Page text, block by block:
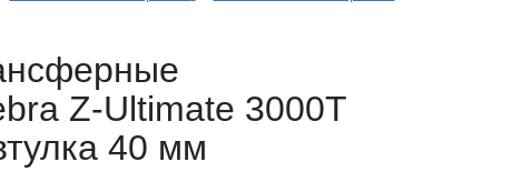
Z-Ultimate 3000T
40 мм